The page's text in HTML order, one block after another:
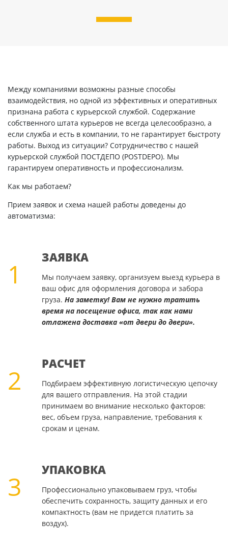
Между компаниями возможны разные способы
взаимодействия, но одной из эффективных и оперативных
признана работа с курьерской службой. Содержание
собственного штата курьеров не всегда целесообразно, а
если служба и есть в компании, то не гарантирует быстроту
работы. Выход из ситуации? Сотрудничество с нашей
курьерской службой ПОСТДЕПО (POSTDEPO). Мы
гарантируем оперативность и профессионализм.
Как мы работаем?
Прием заявок и схема нашей работы доведены до
автоматизма:
1
ЗАЯВКА
Мы получаем заявку, организуем выезд курьера в
ваш офис для оформления договора и забора
груза. На заметку! Вам не нужно тратить
время на посещение офиса, так как нами
отлажена доставка «от двери до двери».
2
РАСЧЕТ
Подбираем эффективную логистическую цепочку
для вашего отправления. На этой стадии
принимаем во внимание несколько факторов:
вес, объем груза, направление, требования к
срокам и ценам.
3
УПАКОВКА
Профессионально упаковываем груз, чтобы
обеспечить сохранность, защиту данных и его
компактность (вам не придется платить за
воздух).